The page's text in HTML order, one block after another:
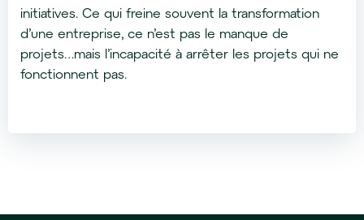
initiatives. Ce qui freine souvent la transformation
d’une entreprise, ce n’est pas le manque de
projets…mais l’incapacité à arrêter les projets qui ne
fonctionnent pas.